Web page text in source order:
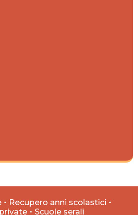
Recupero anni scolastici
Scuole serali